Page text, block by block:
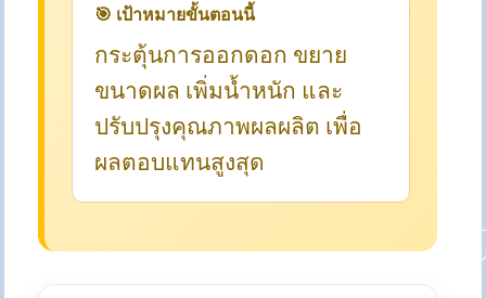
🎯 เป้าหมายขั้นตอนนี้
กระตุ้นการออกดอก ขยาย
ขนาดผล เพิ่มน้ำหนัก และ
ปรับปรุงคุณภาพผลผลิต เพื่อ
ผลตอบแทนสูงสุด